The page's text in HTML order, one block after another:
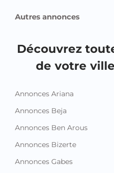
Autres annonces
Découvrez
de votre
Annonces Ariana
Annonces Beja
Annonces Ben Arous
Annonces Bizerte
Annonces Gabes